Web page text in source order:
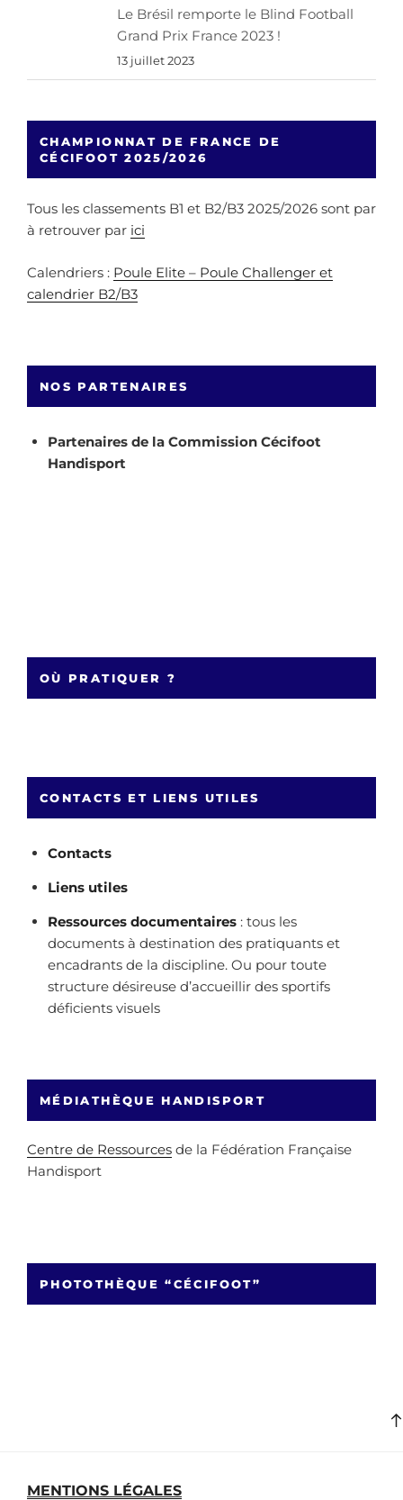
Le Brésil remporte le Blind Football
Grand Prix France 2023 !
13 juillet 2023
CHAMPIONNAT DE FRANCE DE
CÉCIFOOT 2025/2026
Tous les classements B1 et B2/B3 2025/2026 sont par
à retrouver par ici
Calendriers : Poule Elite – Poule Challenger et
calendrier B2/B3
NOS PARTENAIRES
Partenaires de la Commission Cécifoot
Handisport
OÙ PRATIQUER ?
CONTACTS ET LIENS UTILES
Contacts
Liens utiles
Ressources documentaires : tous les
documents à destination des pratiquants et
encadrants de la discipline. Ou pour toute
structure désireuse d’accueillir des sportifs
déficients visuels
MÉDIATHÈQUE HANDISPORT
Centre de Ressources de la Fédération Française
Handisport
PHOTOTHÈQUE “CÉCIFOOT”
MENTIONS LÉGALES